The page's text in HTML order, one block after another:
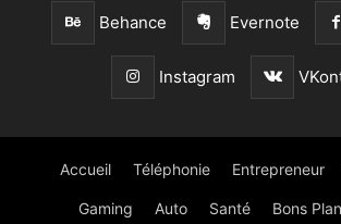
Behance Evernote
Instagram
Accueil Téléphonie Entrepreneur
Gaming Auto Santé Bons